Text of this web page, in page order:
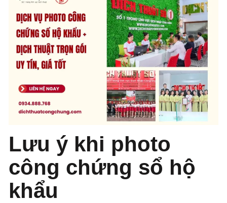
Lưu ý khi photo
công chứng sổ hộ
khẩu